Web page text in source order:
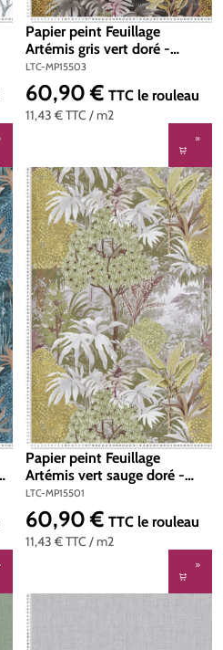
Papier peint Feuillage
Artémis gris vert doré -
Maison Paradis de Lutèce |
Réf. LTC-MP15503
LTC-MP15503
11,43 €TTC / m2
Prix régulier :
60,90 € TTC le rouleau
Papier peint Feuillage
Artémis vert sauge doré -
Maison Paradis de Lutèce |
Réf. LTC-MP15501
LTC-MP15501
11,43 €TTC / m2
Prix régulier :
60,90 € TTC le rouleau